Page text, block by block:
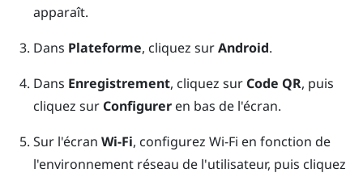
apparaît.
Dans Plateforme, cliquez surAndroid.
Dans Enregistrement, cliquez sur Code QR, puis
cliquez sur Configureren bas de l'écran.
Sur l'écran Wi-Fi, configurez Wi-Fi en fonction de
l'environnement réseau de l'utilisateur, puis cliquez